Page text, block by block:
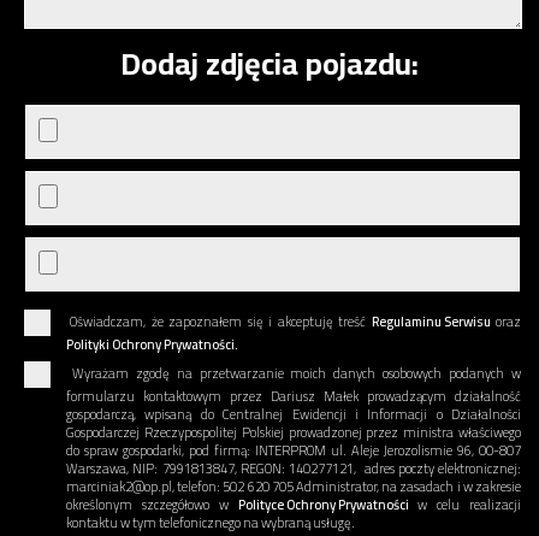
Dodaj zdjęcia pojazdu:
Oświadczam, że zapoznałem się i akceptuję treść Regulaminu Serwisu oraz
Polityki Ochrony Prywatności.
Wyrażam zgodę na przetwarzanie moich danych osobowych podanych w
formularzu kontaktowym przez Dariusz Małek prowadzącym działalność
gospodarczą, wpisaną do Centralnej Ewidencji i Informacji o Działalności
Gospodarczej Rzeczypospolitej Polskiej prowadzonej przez ministra właściwego
do spraw gospodarki, pod firmą: INTERPROM ul. Aleje Jerozolismie 96, 00-807
Warszawa, NIP: 7991813847, REGON: 140277121, adres poczty elektronicznej:
marciniak2@op.pl, telefon: 502 620 705 Administrator, na zasadach i w zakresie
określonym szczegółowo w Polityce Ochrony Prywatności w celu realizacji
kontaktu w tym telefonicznego na wybraną usługę.